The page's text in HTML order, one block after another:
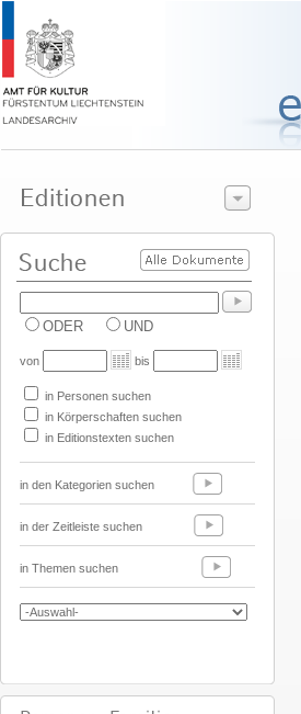
ODER UND
von bis
in Personen suchen
in Körperschaften suchen
in Editionstexten suchen
in den Kategorien suchen
in der Zeitleiste suchen
in Themen suchen